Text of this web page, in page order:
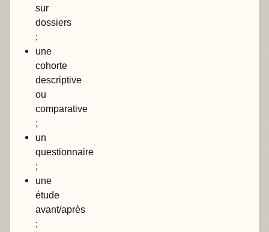
sur
dossiers
;
une
cohorte
descriptive
ou
comparative
;
un
questionnaire
;
une
étude
avant/après
;